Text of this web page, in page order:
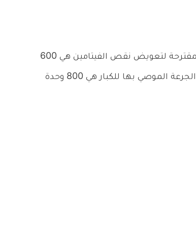
بالنسبة للبالغون من عمر 19 إلى 70 عامًا، تكون الجرعات المقترحة لتعويض نقص الفيتامين هي 600
وحدة دولية، أما البالغون من عمر 71 عامًا أو أكبر سنا، تكون الجرعة الموصي بها للكبار هي 800 وحدة